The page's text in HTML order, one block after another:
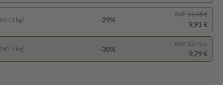
€ / 1 kg) -29%
AVP: 13,95 €
9,91 €
€ / 1 kg) -30%
AVP: 13,95 €
9,79 €